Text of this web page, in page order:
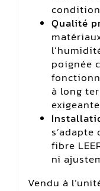
Qualité
poignée
à long
fibre
ni
Vendu à